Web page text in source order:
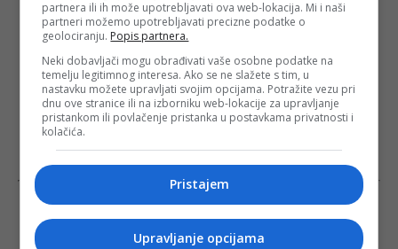
partnera ili ih može upotrebljavati ova web-lokacija. Mi i naši
partneri možemo upotrebljavati precizne podatke o
geolociranju. Popis partnera.
Neki dobavljači mogu obrađivati vaše osobne podatke na
temelju legitimnog interesa. Ako se ne slažete s tim, u
nastavku možete upravljati svojim opcijama. Potražite vezu pri
dnu ove stranice ili na izborniku web-lokacije za upravljanje
pristankom ili povlačenje pristanka u postavkama privatnosti i
kolačića.
Pristajem
Upravljanje opcijama